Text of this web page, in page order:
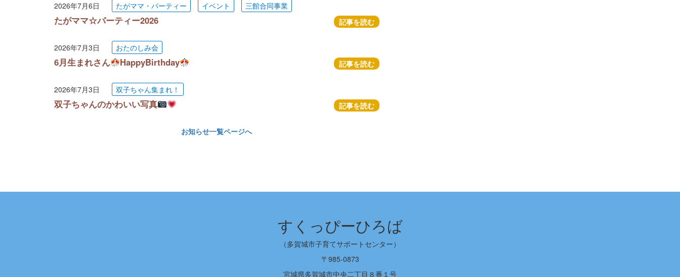
2026年7月6日 たがママ・パーティー イベント 三館合同事業
たがママ☆パーティー2026 記事を読む
2026年7月3日 おたのしみ会
6月生まれさん HappyBirthday 記事を読む
2026年7月3日 双子ちゃん集まれ！
双子ちゃんのかわいい写真 記事を読む
お知らせ一覧ページへ
すくっぴーひろば
（多賀城市子育てサポートセンター）
〒985-0873
宮城県多賀城市中央二丁目８番１号